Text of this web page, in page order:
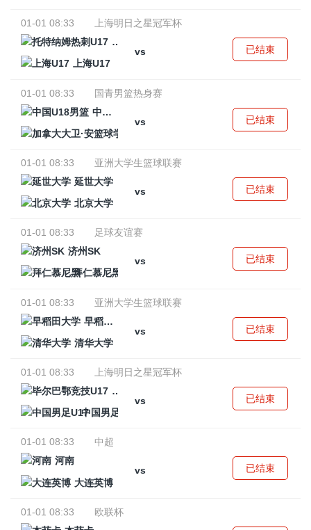
01-01 08:33
上海明日之星冠军杯
托特纳姆热刺U17
vs
上海U17
已结束
01-01 08:33
国青男篮热身赛
中国U18男篮
vs
已结束
01-01 08:33
亚洲大学生篮球联赛
延世大学
vs
北京大学
已结束
01-01 08:33
足球友谊赛
济州SK
vs
拜仁慕尼黑
已结束
01-01 08:33
亚洲大学生篮球联赛
早稻田大学
vs
清华大学
已结束
01-01 08:33
上海明日之星冠军杯
毕尔巴鄂竞技U17
vs
中国男足U17
已结束
01-01 08:33
中超
河南
vs
大连英博
已结束
01-01 08:33
欧联杯